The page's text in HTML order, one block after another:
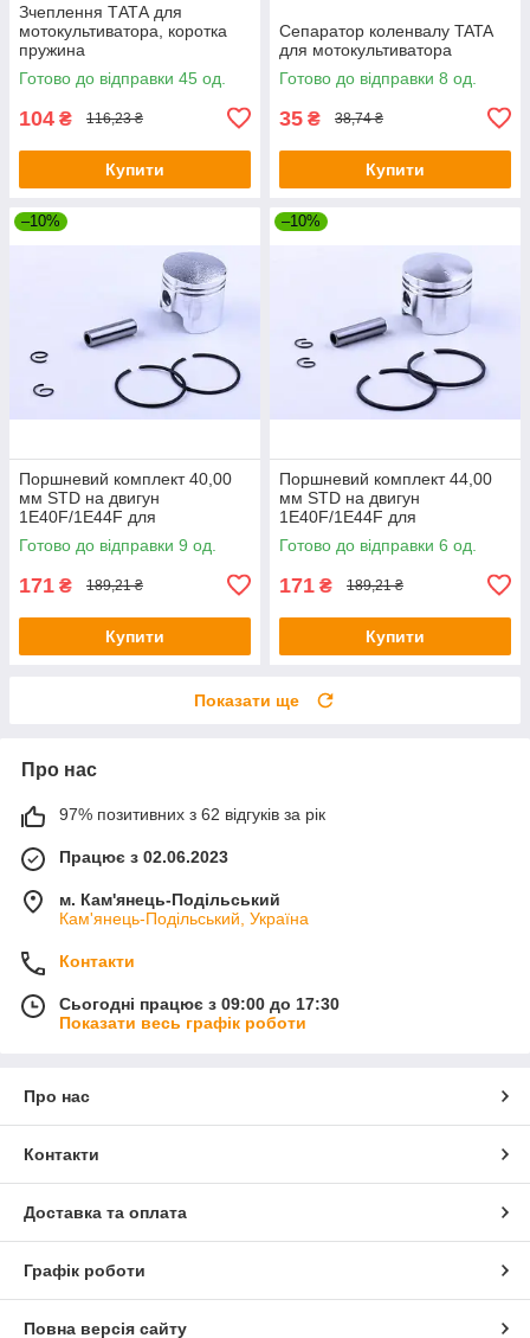
Зчеплення ТАТА для
мотокультиватора, коротка
пружина
Готово до відправки 45 од.
104 ₴ 116,23 ₴
Купити
Сепаратор коленвалу TATA
для мотокультиватора
Готово до відправки 8 од.
35 ₴ 38,74 ₴
Купити
–10%
Поршневий комплект 40,00
мм STD на двигун
1Е40F/1E44F для
мотокультиватора, комплект:
6 одиниць
Готово до відправки 9 од.
171 ₴ 189,21 ₴
Купити
–10%
Поршневий комплект 44,00
мм STD на двигун
1Е40F/1E44F для
мотокультиватора, комплект:
6 одиниць
Готово до відправки 6 од.
171 ₴ 189,21 ₴
Купити
Показати ще
Про нас
97% позитивних з 62 відгуків за рік
Працює з 02.06.2023
м. Кам'янець-Подільський
Кам'янець-Подільський, Україна
Контакти
Сьогодні працює з 09:00 до 17:30
Показати весь графік роботи
Про нас
Контакти
Доставка та оплата
Графік роботи
Повна версія сайту